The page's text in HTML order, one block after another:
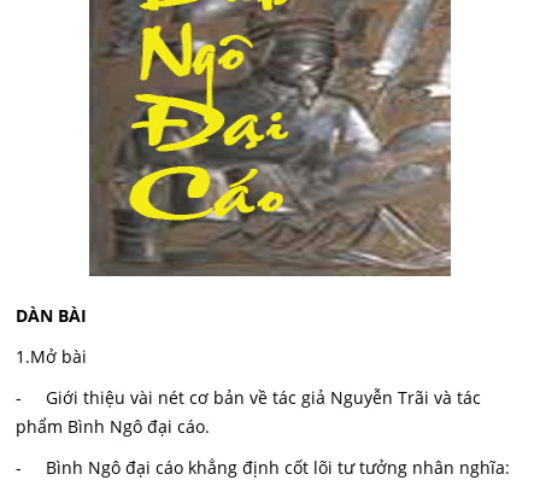
DÀN BÀI
1.Mở bài
- Giới thiệu vài nét cơ bản về tác giả Nguyễn Trãi và tác
phẩm Bình Ngô đại cáo.
- Bình Ngô đại cáo khẳng định cốt lõi tư tưởng nhân nghĩa: